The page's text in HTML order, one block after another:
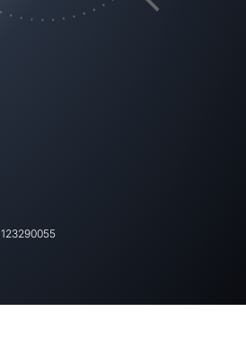
123290055